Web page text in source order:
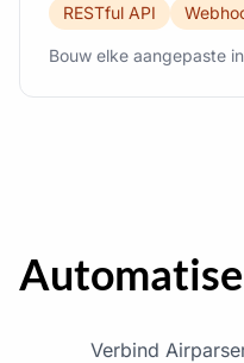
RESTful API
Bouw elke aangepaste
Verbind